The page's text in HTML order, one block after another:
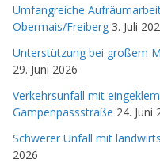
Umfangreiche
Obermais/Freiberg 3. Juli
Unterstützung bei großem
29. Juni 2026
Verkehrsunfall mit
Gampenpassstraße 24. Juni
Schwerer Unfall mit
2026